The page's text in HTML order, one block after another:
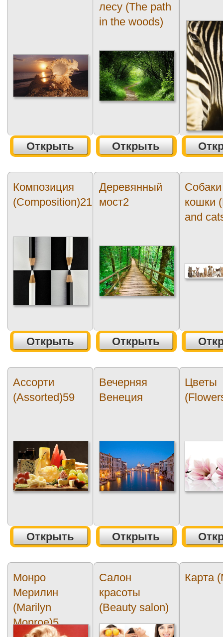
Открыть
лесу (The path
in the woods)
Открыть
Композиция
(Composition)21
Открыть
Деревянный
мост2
Открыть
кошки
and
Ассорти
(Assorted)59
Открыть
Вечерняя
Венеция
Открыть
Цветы
Монро
Мерилин
(Marilyn
Monroe)5
Салон
красоты
(Beauty salon)
Карта